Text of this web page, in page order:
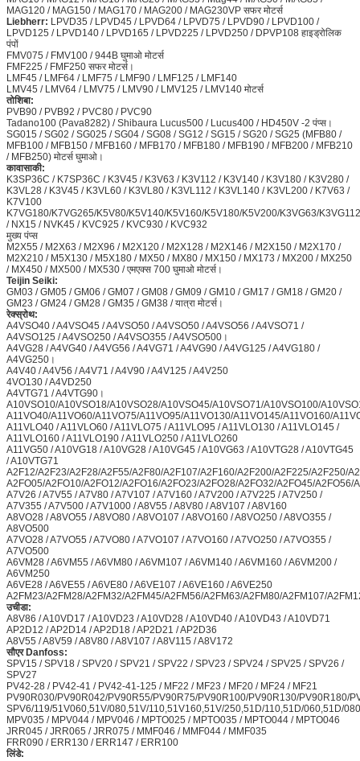
MAG120 / MAG150 / MAG170 / MAG200 / MAG230VP सफर मोटर्स
Liebherr: LPVD35 / LPVD45 / LPVD64 / LPVD75 / LPVD90 / LPVD100 /
LPVD125 / LPVD140 / LPVD165 / LPVD225 / LPVD250 / DPVP108 हाइड्रोलिक
पंपों
FMV075 / FMV100 / 944B घुमाओ मोटर्स
FMF225 / FMF250 सफर मोटर्स।
LMF45 / LMF64 / LMF75 / LMF90 / LMF125 / LMF140
LMV45 / LMV64 / LMV75 / LMV90 / LMV125 / LMV140 मोटर्स
तोशिबा:
PVB90 / PVB92 / PVC80 / PVC90
Tadano100 (Pava8282) / Shibaura Lucus500 / Lucus400 / HD450V -2 पंप्स।
SG015 / SG02 / SG025 / SG04 / SG08 / SG12 / SG15 / SG20 / SG25 (MFB80 /
MFB100 / MFB150 / MFB160 / MFB170 / MFB180 / MFB190 / MFB200 / MFB210
/ MFB250) मोटर्स घुमाओ।
कावासाकी:
K3SP36C / K7SP36C / K3V45 / K3V63 / K3V112 / K3V140 / K3V180 / K3V280 /
K3VL28 / K3V45 / K3VL60 / K3VL80 / K3VL112 / K3VL140 / K3VL200 / K7V63 /
K7V100
K7VG180/K7VG265/K5V80/K5V140/K5V160/K5V180/K5V200/K3VG63/
/ NX15 / NVK45 / KVC925 / KVC930 / KVC932
मुख्य पंप्स
M2X55 / M2X63 / M2X96 / M2X120 / M2X128 / M2X146 / M2X150 / M2X170 /
M2X210 / M5X130 / M5X180 / MX50 / MX80 / MX150 / MX173 / MX200 / MX250
/ MX450 / MX500 / MX530 / एमएक्स 700 घुमाओ मोटर्स।
Teijin Seiki:
GM03 / GM05 / GM06 / GM07 / GM08 / GM09 / GM10 / GM17 / GM18 / GM20 /
GM23 / GM24 / GM28 / GM35 / GM38 / यात्रा मोटर्स।
रेक्स्रोथ:
A4VSO40 / A4VSO45 / A4VSO50 / A4VSO50 / A4VSO56 / A4VSO71 /
A4VSO125 / A4VSO250 / A4VSO355 / A4VSO500।
A4VG28 / A4VG40 / A4VG56 / A4VG71 / A4VG90 / A4VG125 / A4VG180 /
A4VG250।
A4V40 / A4V56 / A4V71 / A4V90 / A4V125 / A4V250
4VO130 / A4VD250
A4VTG71 / A4VTG90।
A10VSO10/A10VSO18/A10VSO28/A10VSO45/A10VSO71/A10VSO100/
A11VO40/A11VO60/A11VO75/A11VO95/A11VO130/A11VO145/A11VO160/
A11VLO40 / A11VLO60 / A11VLO75 / A11VLO95 / A11VLO130 / A11VLO145 /
A11VLO160 / A11VLO190 / A11VLO250 / A11VLO260
A11VG50 / A10VG18 / A10VG28 / A10VG45 / A10VG63 / A10VTG28 / A10VTG45
/ A10VTG71
A2F12/A2F23/A2F28/A2F55/A2F80/A2F107/A2F160/A2F200/A2F225/A2F250/
A2FO05/A2FO10/A2FO12/A2FO16/A2FO23/A2FO28/A2FO32/A2FO45/
A7V26 / A7V55 / A7V80 / A7V107 / A7V160 / A7V200 / A7V225 / A7V250 /
A7V355 / A7V500 / A7V1000 / A8V55 / A8V80 / A8V107 / A8V160
A8VO28 / A8VO55 / A8VO80 / A8VO107 / A8VO160 / A8VO250 / A8VO355 /
A8VO500
A7VO28 / A7VO55 / A7VO80 / A7VO107 / A7VO160 / A7VO250 / A7VO355 /
A7VO500
A6VM28 / A6VM55 / A6VM80 / A6VM107 / A6VM140 / A6VM160 / A6VM200 /
A6VM250
A6VE28 / A6VE55 / A6VE80 / A6VE107 / A6VE160 / A6VE250
A2FM23/A2FM28/A2FM32/A2FM45/A2FM56/A2FM63/A2FM80/A2FM107/
उचीडा:
A8V86 / A10VD17 / A10VD23 / A10VD28 / A10VD40 / A10VD43 / A10VD71
AP2D12 / AP2D14 / AP2D18 / AP2D21 / AP2D36
A8V55 / A8V59 / A8V80 / A8V107 / A8V115 / A8V172
सौएर Danfoss:
SPV15 / SPV18 / SPV20 / SPV21 / SPV22 / SPV23 / SPV24 / SPV25 / SPV26 /
SPV27
PV42-28 / PV42-41 / PV42-41-125 / MF22 / MF23 / MF20 / MF24 / MF21
PV90R030/PV90R042/PV90R55/PV90R75/PV90R100/PV90R130/PV90R180/
SPV6/119/51V060,51V/080,51V/110,51V160,51V/250,51D/110,51D/060,51D/
MPV035 / MPV044 / MPV046 / MPTO025 / MPTO035 / MPTO044 / MPTO046
JRR045 / JRR065 / JRR075 / MMF046 / MMF044 / MMF035
FRR090 / ERR130 / ERR147 / ERR100
लिंडे: